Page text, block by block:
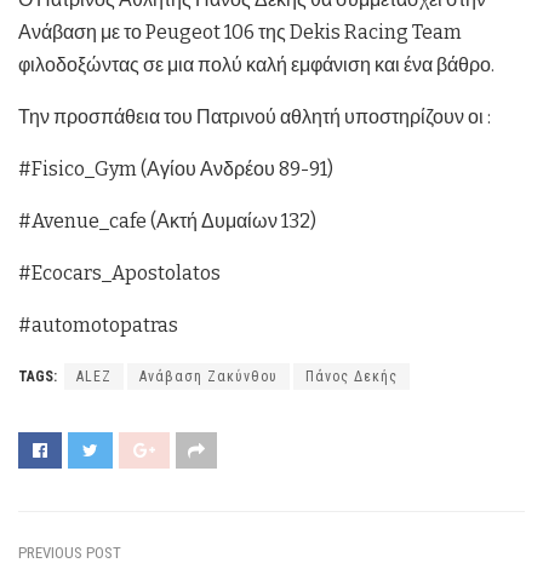
Ανάβαση με το Peugeot 106 της Dekis Racing Team
φιλοδοξώντας σε μια πολύ καλή εμφάνιση και ένα βάθρο.
Την προσπάθεια του Πατρινού αθλητή υποστηρίζουν οι :
#Fisico_Gym (Αγίου Ανδρέου 89-91)
#Avenue_cafe (Ακτή Δυμαίων 132)
#Ecocars_Apostolatos
#automotopatras
TAGS: ALEZ Ανάβαση Ζακύνθου Πάνος Δεκής
PREVIOUS POST